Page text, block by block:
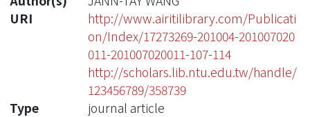
URI
http://www.airitilibrary.com/Publicati
on/Index/17273269-201004-201007020
011-201007020011-107-114
http://scholars.lib.ntu.edu.tw/handle/
123456789/358739
Type
journal article